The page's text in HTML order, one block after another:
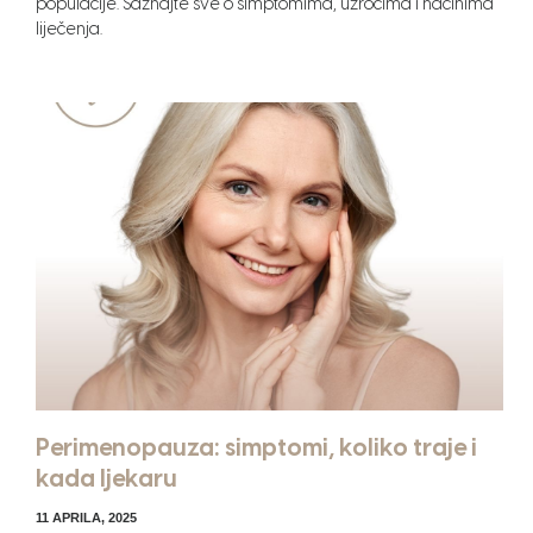
populacije. Saznajte sve o simptomima, uzrocima i načinima
liječenja.
Perimenopauza: simptomi, koliko traje i
kada ljekaru
11 APRILA, 2025